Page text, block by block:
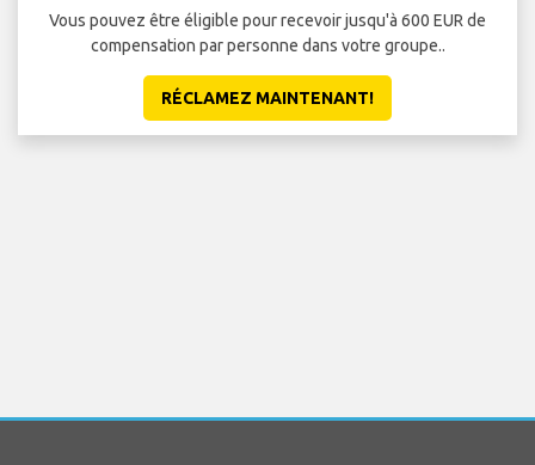
Vous pouvez être éligible pour recevoir jusqu'à 600 EUR de
compensation par personne dans votre groupe..
RÉCLAMEZ MAINTENANT!